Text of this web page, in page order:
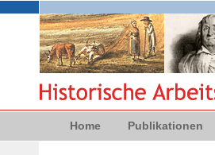
Home Publikationen